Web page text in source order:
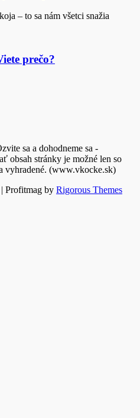
– to sa nám všetci snažia
prečo?
sa a dohodneme sa -
obsah stránky je možné len so
vyhradené. (www.vkocke.sk)
| Profitmag by Rigorous Themes